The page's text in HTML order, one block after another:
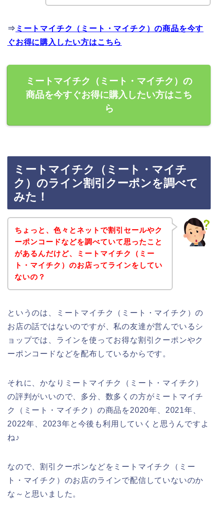
⇒ ミートマイチク（ミート・マイチク）の商品を今す
ぐお得に購入したい方はこちら
ミートマイチク（ミート・マイチク）の
商品を今すぐお得に購入したい方はこち
ら
ミートマイチク（ミート・マイチ
ク）のライン割引クーポンを調べて
みた！
ちょっと、色々とネットで割引セールやク
ーポンコードなどを調べていて思ったこと
があるんだけど、ミートマイチク（ミー
ト・マイチク）のお店ってラインをしてい
ないの？
というのは、ミートマイチク（ミート・マイチク）の
お店の話ではないのですが、私の友達が営んでいるシ
ョップでは、ラインを使ってお得な割引クーポンやク
ーポンコードなどを配布しているからです。
それに、かなりミートマイチク（ミート・マイチク）
の評判がいいので、多分、数多くの方がミートマイチ
ク（ミート・マイチク）の商品を2020年、2021年、
2022年、2023年と今後も利用していくと思うんですよ
ね♪
なので、割引クーポンなどをミートマイチク（ミー
ト・マイチク）のお店のラインで配信していないのか
な～と思いました。